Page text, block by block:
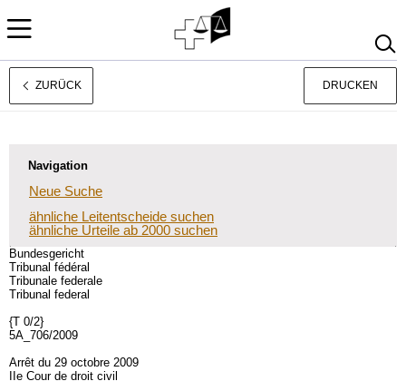
Français
ZURÜCK DRUCKEN
Navigation
Neue Suche
ähnliche Leitentscheide suchen
ähnliche Urteile ab 2000 suchen
Bundesgericht
Tribunal fédéral
Tribunale federale
Tribunal federal
{T 0/2}
5A_706/2009
Arrêt du 29 octobre 2009
IIe Cour de droit civil